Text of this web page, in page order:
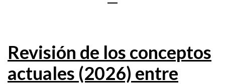
Revisión de los conceptos
actuales (2026) entre